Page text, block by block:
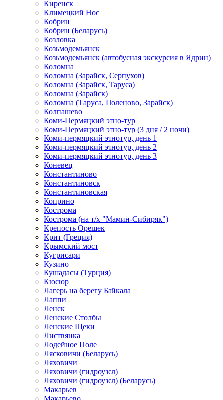
Киренск
Климецкий Нос
Кобрин
Кобрин (Беларусь)
Козловка
Козьмодемьянск
Козьмодемьянск (автобусная экскурсия в Ядрин)
Коломна
Коломна (Зарайск, Серпухов)
Коломна (Зарайск, Таруса)
Коломна (Зарайск)
Коломна (Таруса, Поленово, Зарайск)
Колпашево
Коми-Пермяцкий этно-тур
Коми-Пермяцкий этно-тур (3 дня / 2 ночи)
Коми-пермяцкий этнотур, день 1
Коми-пермяцкий этнотур, день 2
Коми-пермяцкий этнотур, день 3
Коневец
Константиново
Константиновск
Константиновская
Коприно
Кострома
Кострома (на т/х "Мамин-Сибиряк")
Крепость Орешек
Крит (Греция)
Крымский мост
Кугрисари
Кузино
Кушадасы (Турция)
Кюсюр
Лагерь на берегу Байкала
Лаппи
Ленск
Ленские Столбы
Ленские Щеки
Листвянка
Лодейное Поле
Лясковичи (Беларусь)
Ляховичи
Ляховичи (гидроузел)
Ляховичи (гидроузел) (Беларусь)
Макарьев
Макарьево